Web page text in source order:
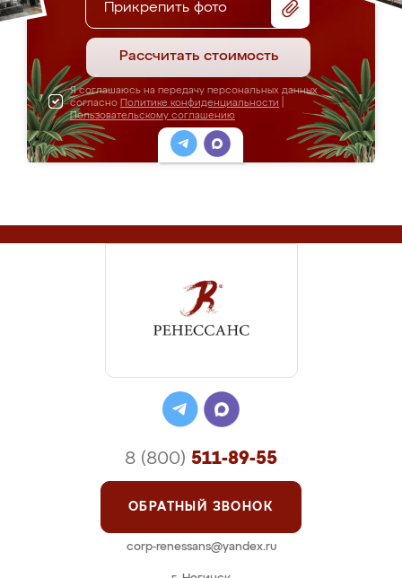
Прикрепить фото
Рассчитать стоимость
Я соглашаюсь на передачу персональных данных
согласно Политике конфиденциальности
Пользовательскому соглашению
8 (800) 511-89-55
ОБРАТНЫЙ ЗВОНОК
corp-renessans@yandex.ru